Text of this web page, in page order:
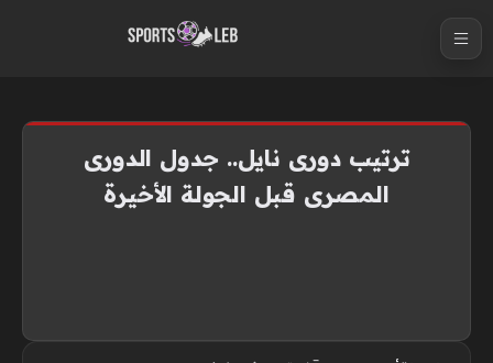
ترتيب دورى نايل.. جدول الدورى
المصرى قبل الجولة الأخيرة